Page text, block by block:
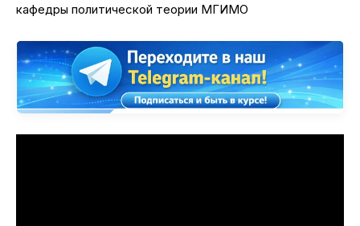
кафедры политической теории МГИМО